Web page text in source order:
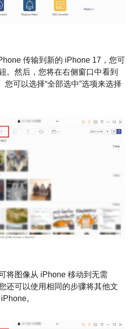
传输到新的 iPhone 17，您可
。然后，您将在右侧窗口中看到
您可以选择“全部选中”选项来选择
将图像从 iPhone 移动到无需
还可以使用相同的步骤将其他文
。